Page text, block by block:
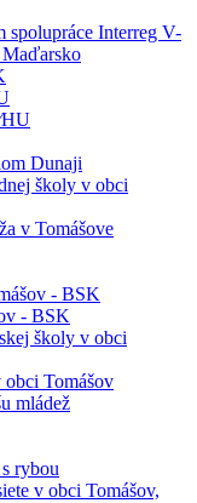
spolupráce Interreg V-
Dunaji
školy v obci
v Tomášove
- BSK
- BSK
školy v obci
obci Tomášov
mládež
rybou
v obci Tomášov,